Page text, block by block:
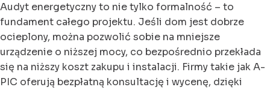
Audyt energetyczny to nie tylko formalność – to
fundament całego projektu. Jeśli dom jest dobrze
ocieplony, można pozwolić sobie na mniejsze
urządzenie o niższej mocy, co bezpośrednio przekłada
się na niższy koszt zakupu i instalacji. Firmy takie jak A-
PIC oferują bezpłatną konsultację i wycenę, dzięki